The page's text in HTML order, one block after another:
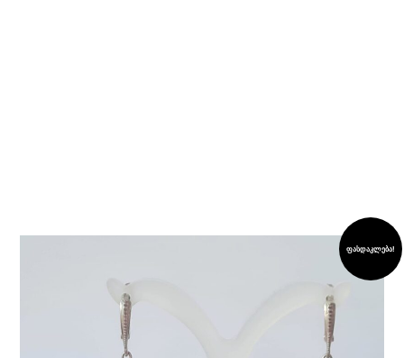
ფასდაკლება!